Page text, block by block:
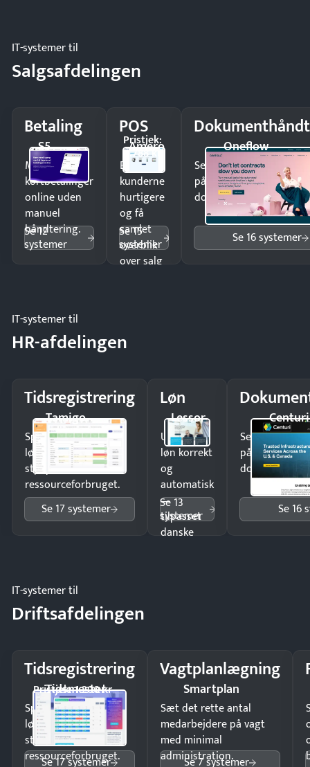
IT-systemer til
Salgsafdelingen
Betaling
S5
Modtag
kortbetalinger
online uden
manuel
håndtering.
Se 12
systemer
POS
Amero
Pristjek:
4.788 kr
Ekspedér
kunderne
hurtigere
og få
samlet
overblik
over salg
Se 15
systemer
Oneflow
Send kontrakter til
på minutter og mist
dokumenter.
Se 16 systemer
IT-systemer til
HR-afdelingen
Tidsregistrering
Tamigo
Spar tid på
lønberegning og få
styr på
ressourceforbruget.
Se 17 systemer
Løn
Lessor
Udbetal
løn korrekt
og
automatisk
—
tilpasset
danske
Se 13
systemer
Centuri
Send
på minutter
dokumenter.
Se 16
IT-systemer til
Driftsafdelingen
Tidsregistrering
Tidsmester
Pristjek: 1.200 kr
Spar tid på
lønberegning og få
styr på
ressourceforbruget.
Se 17 systemer
Vagtplanlægning
Smartplan
Sæt det rette antal
medarbejdere på vagt
med minimal
administration.
Se 7 systemer